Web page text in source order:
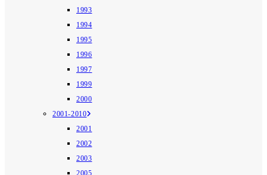
1993
1994
1995
1996
1997
1999
2000
2001-2010
2001
2002
2003
2005